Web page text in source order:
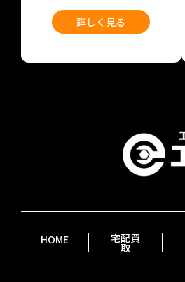
詳しく見る
HOME 宅配買
取